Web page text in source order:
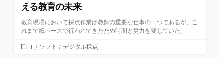
える教育の未来
教育現場において採点作業は教師の重要な仕事の一つであるが、こ
れまで紙ベースで行われてきたため時間と労力を要していた。
カIT / ソフト / デジタル採点